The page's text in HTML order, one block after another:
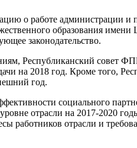
о работе админис­трации и
образования
законодательство.
Республиканский совет
на 2018 год. Кро­ме того,
год.
со­циального
отрасли на 2017-2020
работников отрас­ли и